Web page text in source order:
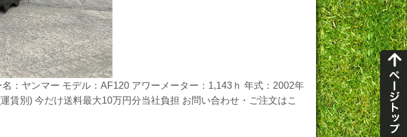
：ヤンマー モデル：AF120 アワーメーター：1,143ｈ 年式：2002年
賃別) 今だけ送料最大10万円分当社負担 お問い合わせ・ご注文はこ